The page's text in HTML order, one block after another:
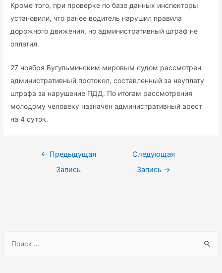
Кроме того, при проверке по базе данных инспекторы
установили, что ранее водитель нарушил правила
дорожного движения, но административный штраф не
оплатил.
27 ноября Бугульминским мировым судом рассмотрен
административный протокол, составленный за неуплату
штрафа за нарушение ПДД. По итогам рассмотрения
молодому человеку назначен административный арест
на 4 суток.
Навигация
← Предыдущая
Запись
Следующая
Запись →